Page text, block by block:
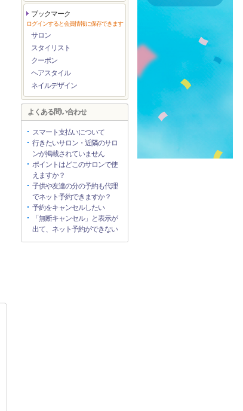
ブックマーク
ログインすると会員情報に保存できます
サロン
スタイリスト
クーポン
ヘアスタイル
ネイルデザイン
よくある問い合わせ
スマート支払いについて
行きたいサロン・近隣のサロ
ンが掲載されていません
ポイントはどこのサロンで使
えますか？
子供や友達の分の予約も代理
でネット予約できますか？
予約をキャンセルしたい
「無断キャンセル」と表示が
出て、ネット予約ができない